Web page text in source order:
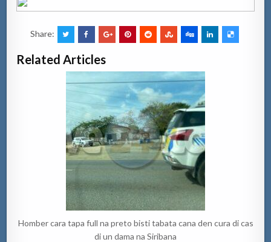
Share:
Related Articles
Homber cara tapa full na preto bisti tabata cana den cura di cas
di un dama na Siribana